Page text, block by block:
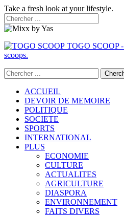
Take a fresh look at your lifestyle.
TOGO SCOOP -
scoops.
ACCUEIL
DEVOIR DE MEMOIRE
POLITIQUE
SOCIETE
SPORTS
INTERNATIONAL
PLUS
ECONOMIE
CULTURE
ACTUALITES
AGRICULTURE
DIASPORA
ENVIRONNEMENT
FAITS DIVERS